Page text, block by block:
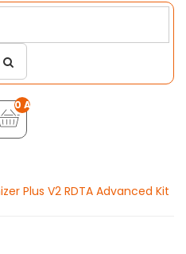
0 Artikel - €0,00
Plus V2 RDTA Advanced Kit